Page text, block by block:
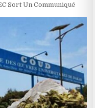
Sort Un Communiqué